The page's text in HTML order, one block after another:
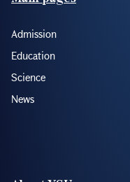
Admission
Education
Science
News